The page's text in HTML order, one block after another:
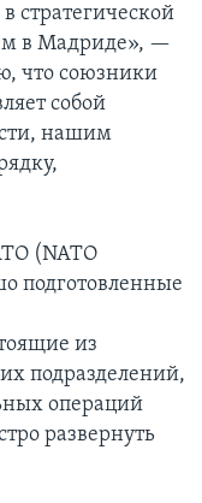
стратегической
в Мадриде», —
что союзники
собой
нашим
(NATO
подготовленные
из
подразделений,
операций
развернуть